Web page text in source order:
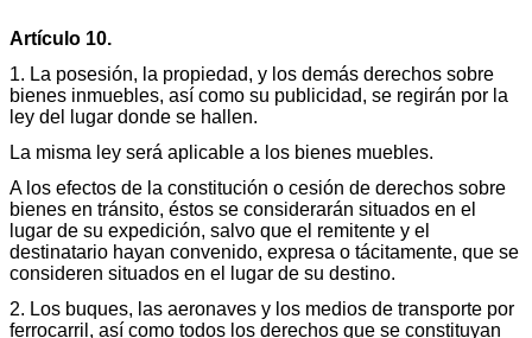
Artículo 10.
1. La posesión, la propiedad, y los demás derechos sobre
bienes inmuebles, así como su publicidad, se regirán por la
ley del lugar donde se hallen.
La misma ley será aplicable a los bienes muebles.
A los efectos de la constitución o cesión de derechos sobre
bienes en tránsito, éstos se considerarán situados en el
lugar de su expedición, salvo que el remitente y el
destinatario hayan convenido, expresa o tácitamente, que se
consideren situados en el lugar de su destino.
2. Los buques, las aeronaves y los medios de transporte por
ferrocarril, así como todos los derechos que se constituyan